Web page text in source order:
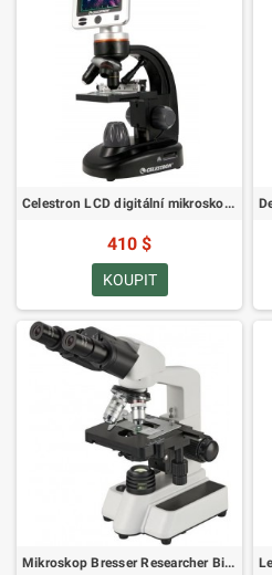
Celestron LCD digitální mikroskop II (SKU: 44341)
410 $
KOUPIT
Mikroskop Bresser Researcher Bino NV 40-1000x